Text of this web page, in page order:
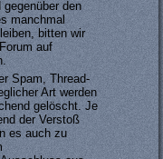
den
manchmal
bitten wir
auf
Spam, Thread-
Art werden
gelöscht. Je
der Verstoß
es auch zu